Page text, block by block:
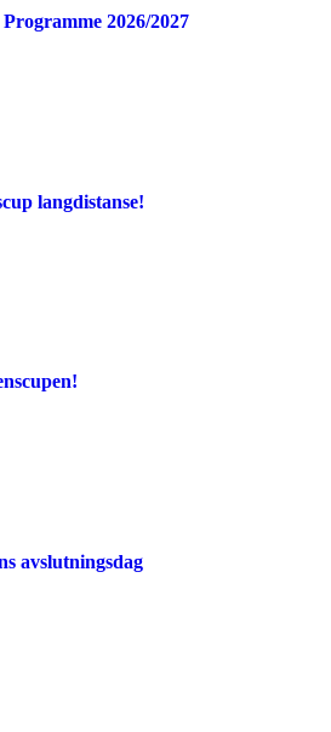
2026/2027
langdistanse!
avslutningsdag